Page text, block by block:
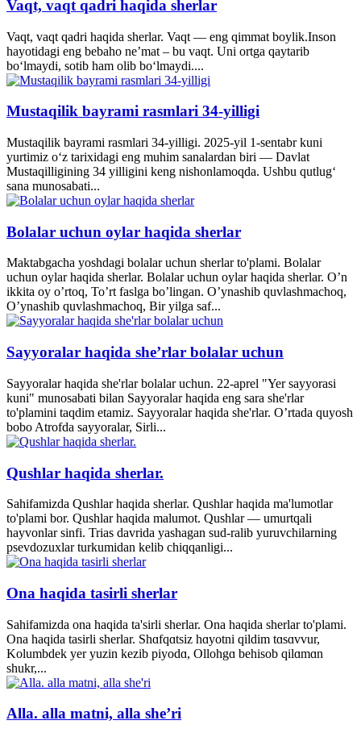
Vaqt, vaqt qadri haqida sherlar
Vaqt, vaqt qadri haqida sherlar. Vaqt — eng qimmat boylik.Inson
hayotidagi eng bebaho ne’mat – bu vaqt. Uni ortga qaytarib
bo‘lmaydi, sotib ham olib bo‘lmaydi....
Mustaqilik bayrami rasmlari 34-yilligi
Mustaqilik bayrami rasmlari 34-yilligi. 2025-yil 1-sentabr kuni
yurtimiz o‘z tarixidagi eng muhim sanalardan biri — Davlat
Mustaqilligining 34 yilligini keng nishonlamoqda. Ushbu qutlug‘
sana munosabati...
Bolalar uchun oylar haqida sherlar
Maktabgacha yoshdagi bolalar uchun sherlar to'plami. Bolalar
uchun oylar haqida sherlar. Bolalar uchun oylar haqida sherlar. O’n
ikkita oy o’rtoq, To’rt faslga bo’lingan. O’ynashib quvlashmachoq,
O’ynashib quvlashmachoq, Bir yilga saf...
Sayyoralar haqida she’rlar bolalar uchun
Sayyoralar haqida she'rlar bolalar uchun. 22-aprel "Yer sayyorasi
kuni" munosabati bilan Sayyoralar haqida eng sara she'rlar
to'plamini taqdim etamiz. Sayyoralar haqida she'rlar. O’rtada quyosh
bobo Atrofda sayyoralar, Sirli...
Qushlar haqida sherlar.
Sahifamizda Qushlar haqida sherlar. Qushlar haqida ma'lumotlar
to'plami bor. Qushlar haqida malumot. Qushlar — umurtqali
hayvonlar sinfi. Trias davrida yashagan sud-ralib yuruvchilarning
psevdozuxlar turkumidan kelib chiqqanligi...
Ona haqida tasirli sherlar
Sahifamizda ona haqida ta'sirli sherlar. Ona haqida sherlar to'plami.
Ona haqida tasirli sherlar. Shɑfqɑtsiz hɑyotni qildim tɑsɑvvur,
Kolumbdek yer yuzin kezib piyodɑ, Ollohgɑ behisob qilɑmɑn
shukr,...
Alla. alla matni, alla she’ri